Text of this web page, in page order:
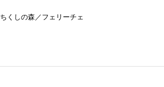
ちくしの森／フェリーチェ